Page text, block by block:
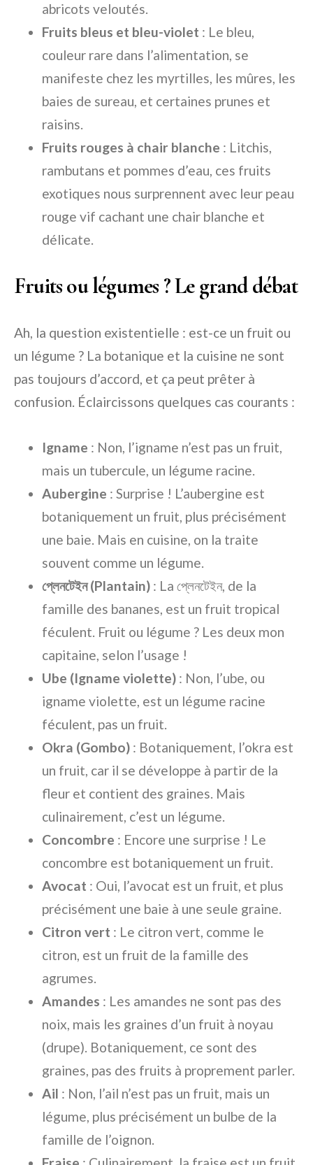
abricots veloutés.
Fruits bleus et bleu-violet : Le bleu,
couleur rare dans l’alimentation, se
manifeste chez les myrtilles, les mûres, les
baies de sureau, et certaines prunes et
raisins.
Fruits rouges à chair blanche : Litchis,
rambutans et pommes d’eau, ces fruits
exotiques nous surprennent avec leur peau
rouge vif cachant une chair blanche et
délicate.
Fruits ou légumes ? Le grand débat
Ah, la question existentielle : est-ce un fruit ou
un légume ? La botanique et la cuisine ne sont
pas toujours d’accord, et ça peut prêter à
confusion. Éclaircissons quelques cas courants :
Igname : Non, l’igname n’est pas un fruit,
mais un tubercule, un légume racine.
Aubergine : Surprise ! L’aubergine est
botaniquement un fruit, plus précisément
une baie. Mais en cuisine, on la traite
souvent comme un légume.
প্লেনটেইন (Plantain) : La প্লেনটেইন, de la
famille des bananes, est un fruit tropical
féculent. Fruit ou légume ? Les deux mon
capitaine, selon l’usage !
Ube (Igname violette) : Non, l’ube, ou
igname violette, est un légume racine
féculent, pas un fruit.
Okra (Gombo) : Botaniquement, l’okra est
un fruit, car il se développe à partir de la
fleur et contient des graines. Mais
culinairement, c’est un légume.
Concombre : Encore une surprise ! Le
concombre est botaniquement un fruit.
Avocat : Oui, l’avocat est un fruit, et plus
précisément une baie à une seule graine.
Citron vert : Le citron vert, comme le
citron, est un fruit de la famille des
agrumes.
Amandes : Les amandes ne sont pas des
noix, mais les graines d’un fruit à noyau
(drupe). Botaniquement, ce sont des
graines, pas des fruits à proprement parler.
Ail : Non, l’ail n’est pas un fruit, mais un
légume, plus précisément un bulbe de la
famille de l’oignon.